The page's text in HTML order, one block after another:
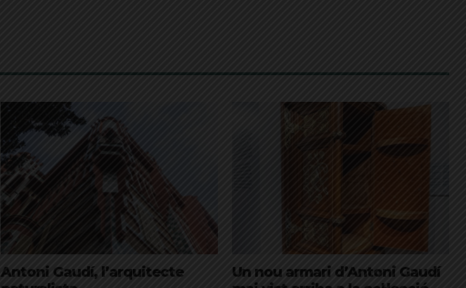
Antoni Gaudí, l’arquitecte
Un nou armari d’Antoni Gaudí